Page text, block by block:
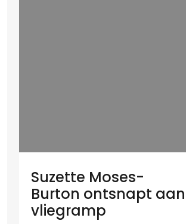
Suzette Moses-
Burton ontsnapt aan
vliegramp